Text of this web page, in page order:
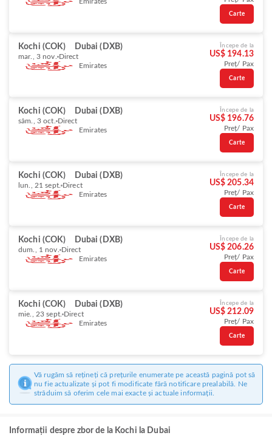
Carte
Kochi (COK) Dubai (DXB)
mar., 3 nov. Direct
Emirates
Începe de la
US$ 194.13
Preț/ Pax
Carte
Kochi (COK) Dubai (DXB)
sâm., 3 oct. Direct
Emirates
Începe de la
US$ 196.76
Preț/ Pax
Carte
Kochi (COK) Dubai (DXB)
lun., 21 sept. Direct
Emirates
Începe de la
US$ 205.34
Preț/ Pax
Carte
Kochi (COK) Dubai (DXB)
dum., 1 nov. Direct
Emirates
Începe de la
US$ 206.26
Preț/ Pax
Carte
Kochi (COK) Dubai (DXB)
mie., 23 sept. Direct
Emirates
Începe de la
US$ 212.09
Preț/ Pax
Carte
Vă rugăm să rețineți că prețurile enumerate pe această pagină pot să
nu fie actualizate și pot fi modificate fără notificare prealabilă. Ne
străduim să oferim cele mai exacte și actuale informații.
Informații despre zbor de la Kochi la Dubai